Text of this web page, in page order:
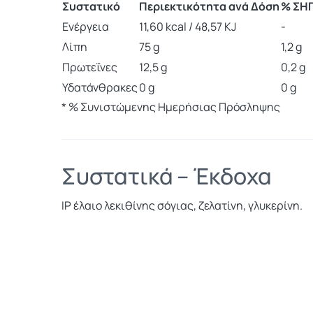
Συστατικό Περιεκτικότητα ανά Δόση%
Ενέργεια
11,60 kcal / 48,57 KJ
-
Λίπη
75 g
1,2 g
Πρωτεΐνες
12,5 g
0,2 g
Υδατάνθρακες0 g
0 g
* % Συνιστώμενης Ημερήσιας Πρόσληψης
Συστατικά – Έκδοχα
IP έλαιο λεκιθίνης σόγιας, ζελατίνη, γλυκερίνη.